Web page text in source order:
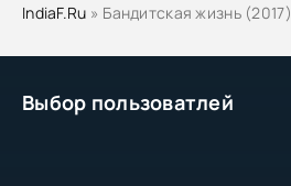
Выбор пользоватлей
IndiaF.Ru » Бандитская жизнь (2017)